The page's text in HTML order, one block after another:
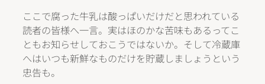
ここで腐った牛乳は酸っぱいだけだと思われている
読者の皆様へ一言。実はほのかな苦味もあるってこ
ともお知らせしておこうではないか。そして冷蔵庫
へはいつも新鮮なものだけを貯蔵しましょうという
忠告も。